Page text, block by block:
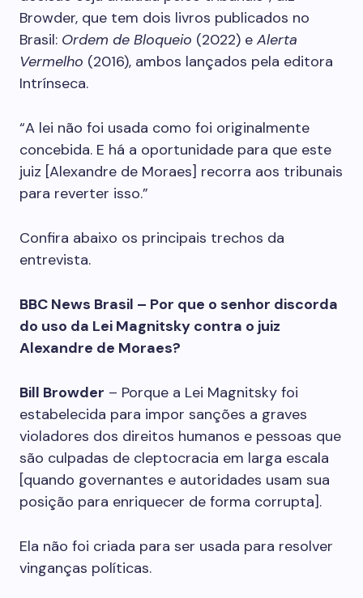
Browder, que tem dois livros publicados no
Brasil: Ordem de Bloqueio (2022) e Alerta
Vermelho (2016), ambos lançados pela editora
Intrínseca.
“A lei não foi usada como foi originalmente
concebida. E há a oportunidade para que este
juiz [Alexandre de Moraes] recorra aos tribunais
para reverter isso.”
Confira abaixo os principais trechos da
entrevista.
BBC News Brasil – Por que o senhor discorda
do uso da Lei Magnitsky contra o juiz
Alexandre de Moraes?
Bill Browder – Porque a Lei Magnitsky foi
estabelecida para impor sanções a graves
violadores dos direitos humanos e pessoas que
são culpadas de cleptocracia em larga escala
[quando governantes e autoridades usam sua
posição para enriquecer de forma corrupta].
Ela não foi criada para ser usada para resolver
vinganças políticas.